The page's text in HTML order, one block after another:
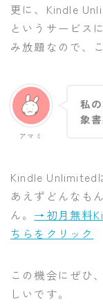
更に、Kindle
というサービス
み放題なので、
アマミ
私
象
Kindle Unlimited
あえずどんなも
ん。 →初月無料
ちらをクリック
この機会にぜひ
しいです。